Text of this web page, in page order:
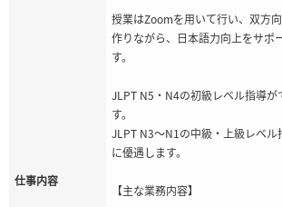
仕事内容
授業はZoomを用いて行い、双方
作りながら、日本語力向上をサポ
す。
JLPT N5・N4の初級レベル指導が
す。
JLPT N3～N1の中級・上級レベ
に優遇します。
【主な業務内容】